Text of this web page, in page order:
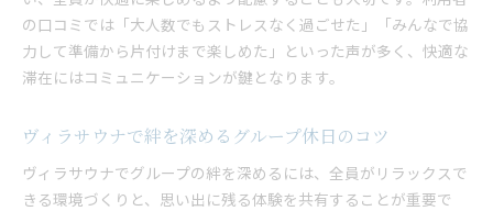
の口コミでは「大人数でもストレスなく過ごせた」「みんなで協
力して準備から片付けまで楽しめた」といった声が多く、快適な
滞在にはコミュニケーションが鍵となります。
ヴィラサウナで絆を深めるグループ休日のコツ
ヴィラサウナでグループの絆を深めるには、全員がリラックスで
きる環境づくりと、思い出に残る体験を共有することが重要で